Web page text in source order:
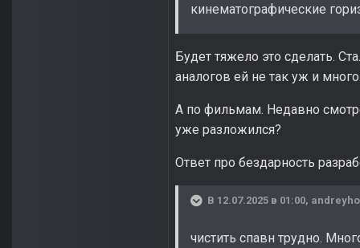
кинематографические
Будет тяжело это сделать.
аналогов ей не так уж и
А по фильмам. Недавно
уже разложился?
Ответ про бездарность
В 12.07.2025 в 01:00,
чистить спавн трудно.